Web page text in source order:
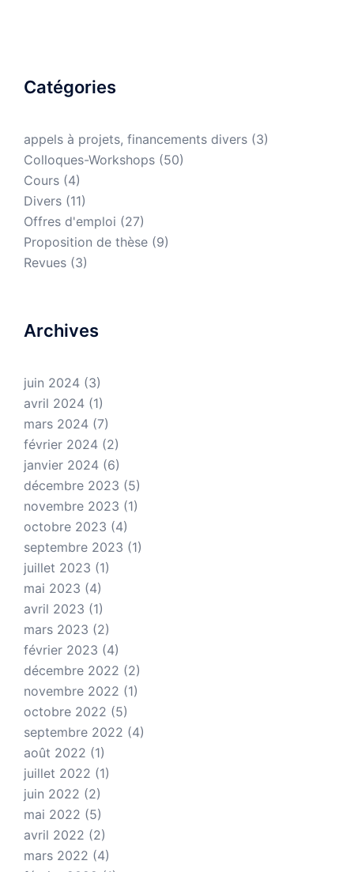
Catégories
appels à projets, financements divers (3)
Colloques-Workshops (50)
Cours (4)
Divers (11)
Offres d'emploi (27)
Proposition de thèse (9)
Revues (3)
Archives
juin 2024 (3)
avril 2024 (1)
mars 2024 (7)
février 2024 (2)
janvier 2024 (6)
décembre 2023 (5)
novembre 2023 (1)
octobre 2023 (4)
septembre 2023 (1)
juillet 2023 (1)
mai 2023 (4)
avril 2023 (1)
mars 2023 (2)
février 2023 (4)
décembre 2022 (2)
novembre 2022 (1)
octobre 2022 (5)
septembre 2022 (4)
août 2022 (1)
juillet 2022 (1)
juin 2022 (2)
mai 2022 (5)
avril 2022 (2)
mars 2022 (4)